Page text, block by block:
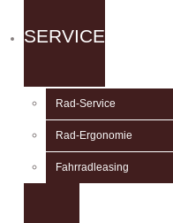
SERVICE
Rad-Service
Rad-Ergonomie
Fahrradleasing